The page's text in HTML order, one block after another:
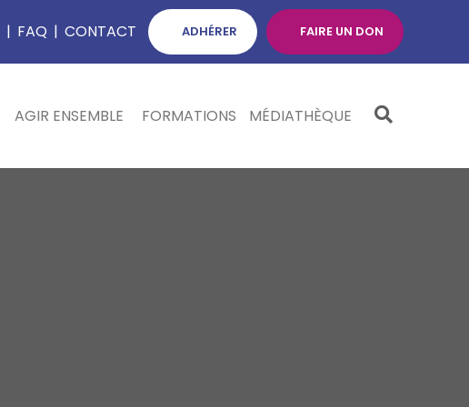
| FAQ | CONTACT ADHÉRER FAIRE UN DON
AGIR ENSEMBLE FORMATIONS MÉDIATHÈQUE